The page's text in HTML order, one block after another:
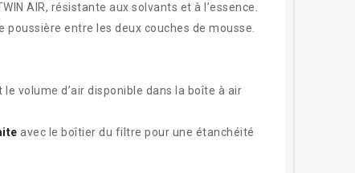
AIR, résistante aux solvants et à l’essence.
entre les deux couches de mousse.
volume d’air disponible dans la boîte à air
avec le boîtier du filtre pour une étanchéité